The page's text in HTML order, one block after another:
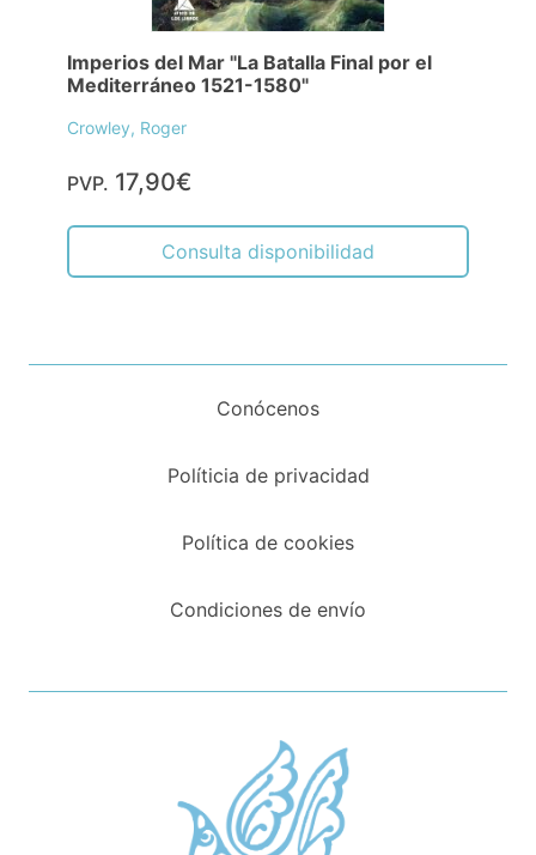
Imperios del Mar "La Batalla Final por el
Mediterráneo 1521-1580"
Crowley, Roger
PVP. 17,90€
Consulta disponibilidad
Conócenos
Políticia de privacidad
Política de cookies
Condiciones de envío